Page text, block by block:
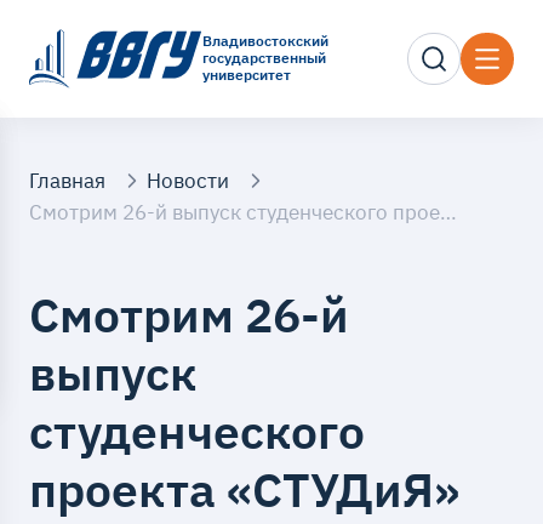
Владивостокский
государственный
университет
Главная
Новости
Смотрим 26-й выпуск студенческого проекта «СТУДиЯ»
Смотрим 26-й
выпуск
студенческого
проекта «СТУДиЯ»